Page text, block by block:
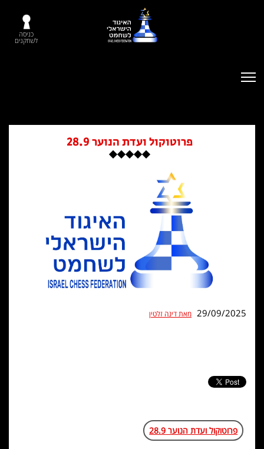
כניסה
לשחקנים
פרוטוקול ועדת הנוער 28.9‎
29/09/2025 מאת דינה זלטין
פרוטוקול ועדת הנוער 28.9‎